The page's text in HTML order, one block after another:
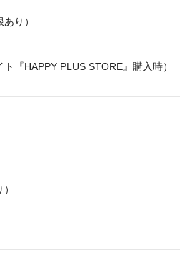
り）
『HAPPY PLUS STORE』購入時）